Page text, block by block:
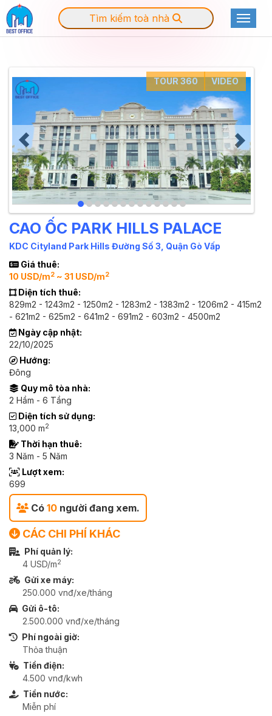
Tìm kiếm toà nhà
TOUR 360 VIDEO
CAO ỐC PARK HILLS PALACE
KDC Cityland Park Hills Đường Số 3, Quận Gò Vấp
Giá thuê:
10 USD/m2 ~ 31 USD/m2
Diện tích thuê:
829m2 - 1243m2 - 1250m2 - 1283m2 - 1383m2 - 1206m2 - 415m2
- 621m2 - 625m2 - 641m2 - 691m2 - 603m2 - 4500m2
Ngày cập nhật:
22/10/2025
Hướng:
Đông
Quy mô tòa nhà:
2 Hầm - 6 Tầng
Diện tích sử dụng:
13,000 m2
Thời hạn thuê:
3 Năm - 5 Năm
Lượt xem:
699
Có 10 người đang xem.
CÁC CHI PHÍ KHÁC
Phí quản lý:
4 USD/m2
Gửi xe máy:
250.000 vnđ/xe/tháng
Gửi ô-tô:
2.500.000 vnđ/xe/tháng
Phí ngoài giờ:
Thỏa thuận
Tiền điện:
4.500 vnđ/kwh
Tiền nước:
Miễn phí